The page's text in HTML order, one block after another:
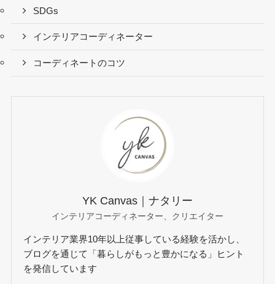
SDGs
インテリアコーディネーター
コーディネートのコツ
YK Canvas｜ナタリー
インテリアコーディネーター、クリエイター
インテリア業界10年以上従事している経験を活かし、
ブログを通じて「暮らしがもっと豊かになる」ヒント
を発信しています